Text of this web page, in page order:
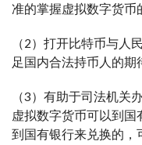
准的掌握虚拟数字货币
（2）打开比特币与人
足国内合法持币人的期
（3）有助于司法机关
虚拟数字货币可以到
到国有银行来兑换的，